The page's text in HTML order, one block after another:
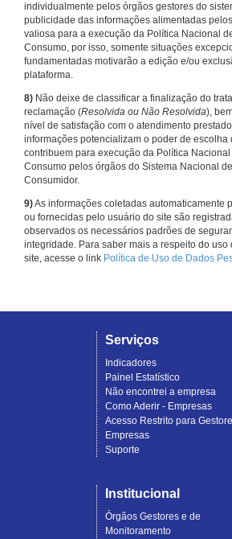
individualmente pelos órgãos gestores do
publicidade das informações alimentadas
valiosa para a execução da Política Nacional
Consumo, por isso, somente situações
fundamentadas motivarão a edição e/ou
plataforma.
8) Não deixe de classificar a finalização do
reclamação (Resolvida ou Não Resolvida),
nível de satisfação com o atendimento
informações potencializam o poder de escolha
contribuem para execução da Política
Consumo pelos órgãos do Sistema Nacional
Consumidor.
9)As informações coletadas automaticamente
ou fornecidas pelo usuário do site são
observados os necessários padrões de
integridade. Para saber mais a respeito do
site, acesse o link Política de Uso de Dados
Serviços
Indicadores
Painel Estatístico
Não encontrei a empresa
Como Aderir - Empresas
Acesso Restrito para
Empresas
Suporte
Institucional
Órgãos Gestores e de
Monitoramento